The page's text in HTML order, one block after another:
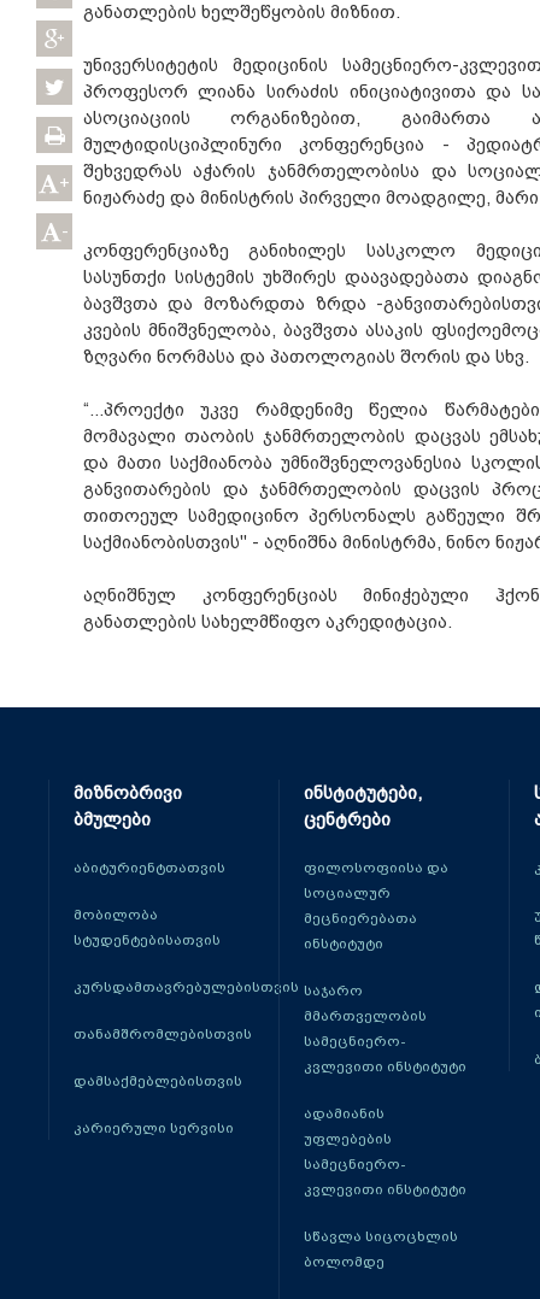
+
-
განათლების ხელშეწყობის მიზნით.
უნივერსიტეტის მედიცინის სამეცნიერო-
პროფესორ ლიანა სირაძის ინიციატივითა და
ასოციაციის ორგანიზებით, გაიმართა
მულტიდისციპლინური კონფერენცია -
შეხვედრას აჭარის ჯანმრთელობისა და
ნიჟარაძე და მინისტრის პირველი მოადგილე, მარი
კონფერენციაზე განიხილეს სასკოლო
სასუნთქი სისტემის უხშირეს დაავადებათა
ბავშვთა და მოზარდთა ზრდა -
კვების მნიშვნელობა, ბავშვთა ასაკის
ზღვარი ნორმასა და პათოლოგიას შორის და სხვ.
“...პროექტი უკვე რამდენიმე წელია
მომავალი თაობის ჯანმრთელობის დაცვას
და მათი საქმიანობა უმნიშვნელოვანესია
განვითარების და ჯანმრთელობის დაცვის
თითოეულ სამედიცინო პერსონალს გაწეული
საქმიანობისთვის" - აღნიშნა მინისტრმა, ნინო
აღნიშნულ კონფერენციას მინიჭებული
განათლების სახელმწიფო აკრედიტაცია.
მიზნობრივი
ბმულები
აბიტურიენტთათვის
მობილობა
სტუდენტებისათვის
კურსდამთავრებულებისთვის
თანამშრომლებისთვის
დამსაქმებლებისთვის
კარიერული სერვისი
ინსტიტუტები,
ცენტრები
ფილოსოფიისა და
სოციალურ
მეცნიერებათა
ინსტიტუტი
საჯარო
მმართველობის
სამეცნიერო-
კვლევითი ინსტიტუტი
ადამიანის
უფლებების
სამეცნიერო-
კვლევითი ინსტიტუტი
სწავლა სიცოცხლის
ბოლომდე